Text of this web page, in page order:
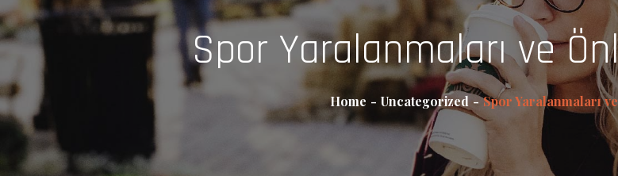
Spor Yaralanmaları ve
Home Uncategorized Spor Yaralanmaları